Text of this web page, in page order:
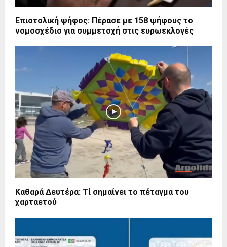
Επιστολική ψήφος: Πέρασε με 158 ψήφους το
νομοσχέδιο για συμμετοχή στις ευρωεκλογές
Καθαρά Δευτέρα: Τί σημαίνει το πέταγμα του
χαρταετού